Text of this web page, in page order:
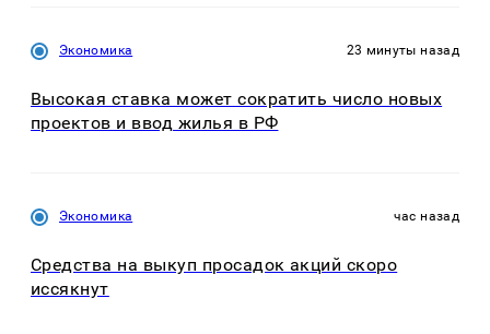
Экономика 23 минуты назад
Высокая ставка может сократить число новых
проектов и ввод жилья в РФ
Экономика час назад
Средства на выкуп просадок акций скоро
иссякнут